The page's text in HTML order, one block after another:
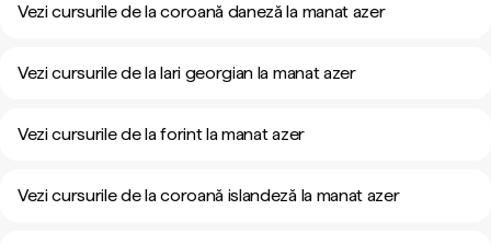
Vezi cursurile de la coroană daneză la manat azer
Vezi cursurile de la lari georgian la manat azer
Vezi cursurile de la forint la manat azer
Vezi cursurile de la coroană islandeză la manat azer